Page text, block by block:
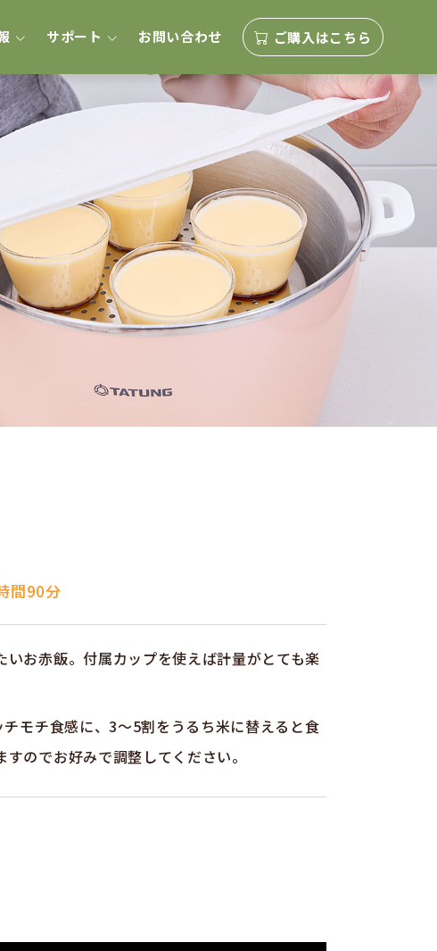
サポート お問い合わせ ご購入はこちら
間90分
いお赤飯。付属カップを使えば計量がとても楽
モチ食感に、3～5割をうるち米に替えると食
のでお好みで調整してください。